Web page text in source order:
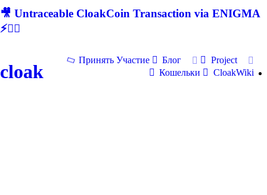
🎥 Untraceable CloakCoin Transaction via ENIGMA
⚡🕵‍♂
cloak
Принять Участие Блог
Project
Кошельки
CloakWiki